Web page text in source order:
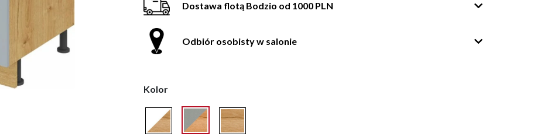
Dostawa flotą Bodzio od 1000 PLN
Odbiór osobisty w salonie
Kolor